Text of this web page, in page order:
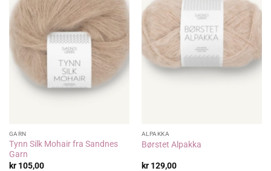
GARN
Tynn Silk Mohair fra Sandnes
Garn
kr105,00
ALPAKKA
Børstet Alpakka
kr129,00